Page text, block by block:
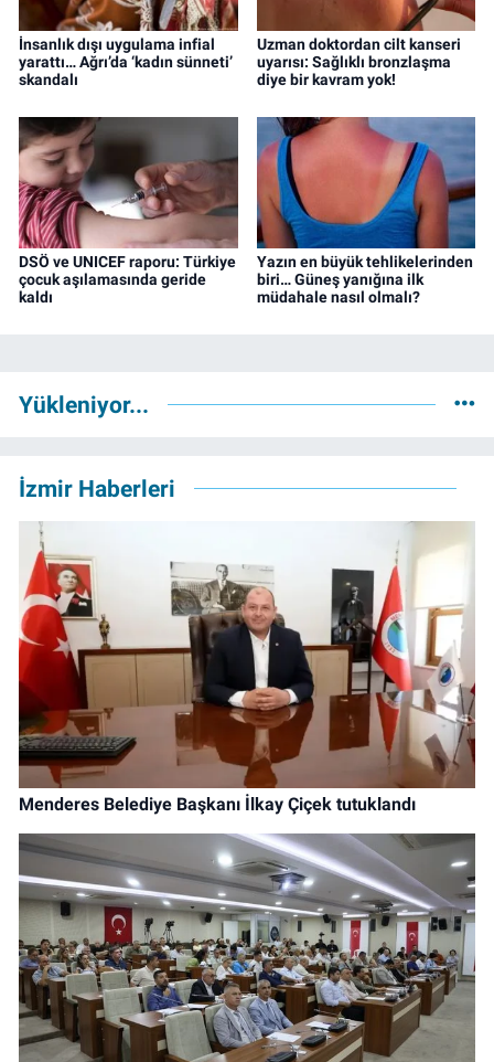
İnsanlık dışı uygulama infial
yarattı… Ağrı’da ‘kadın sünneti’
skandalı
Uzman doktordan cilt kanseri
uyarısı: Sağlıklı bronzlaşma
diye bir kavram yok!
DSÖ ve UNICEF raporu: Türkiye
çocuk aşılamasında geride
kaldı
Yazın en büyük tehlikelerinden
biri… Güneş yanığına ilk
müdahale nasıl olmalı?
Yükleniyor...
İzmir Haberleri
Menderes Belediye Başkanı İlkay Çiçek tutuklandı